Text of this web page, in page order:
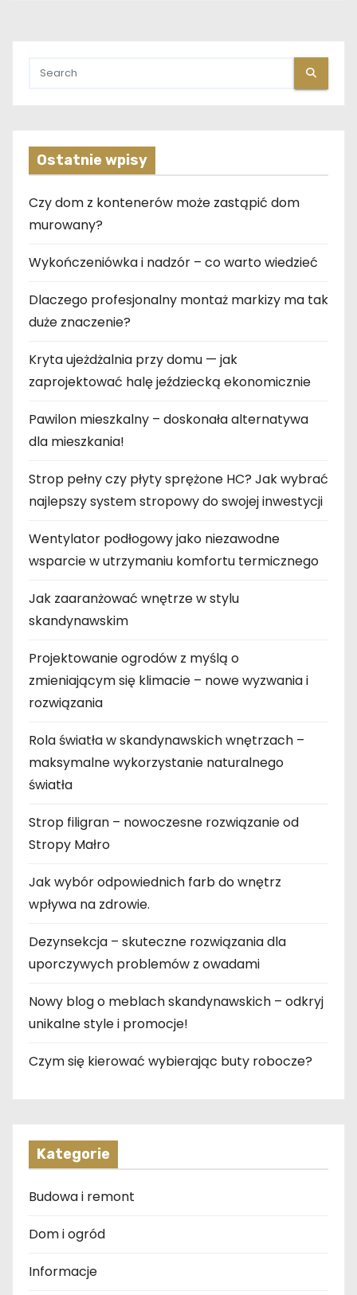
Ostatnie wpisy
Czy dom z kontenerów może zastąpić dom
murowany?
Wykończeniówka i nadzór – co warto wiedzieć
Dlaczego profesjonalny montaż markizy ma tak
duże znaczenie?
Kryta ujeżdżalnia przy domu — jak
zaprojektować halę jeździecką ekonomicznie
Pawilon mieszkalny – doskonała alternatywa
dla mieszkania!
Strop pełny czy płyty sprężone HC? Jak wybrać
najlepszy system stropowy do swojej inwestycji
Wentylator podłogowy jako niezawodne
wsparcie w utrzymaniu komfortu termicznego
Jak zaaranżować wnętrze w stylu
skandynawskim
Projektowanie ogrodów z myślą o
zmieniającym się klimacie – nowe wyzwania i
rozwiązania
Rola światła w skandynawskich wnętrzach –
maksymalne wykorzystanie naturalnego
światła
Strop filigran – nowoczesne rozwiązanie od
Stropy Małro
Jak wybór odpowiednich farb do wnętrz
wpływa na zdrowie.
Dezynsekcja – skuteczne rozwiązania dla
uporczywych problemów z owadami
Nowy blog o meblach skandynawskich – odkryj
unikalne style i promocje!
Czym się kierować wybierając buty robocze?
Kategorie
Budowa i remont
Dom i ogród
Informacje